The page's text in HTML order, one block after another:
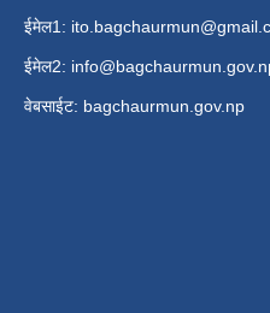
ईमेल1:
ईमेल2:
वे‍बसाईट: bagchaurmun.gov.np